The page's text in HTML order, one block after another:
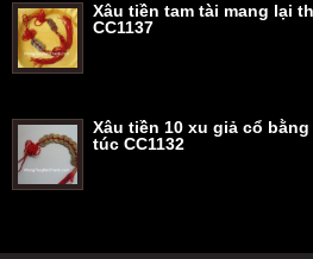
Xâu tiền tam tài mang lại
CC1137
Xâu tiền 10 xu giả cổ
túc CC1132